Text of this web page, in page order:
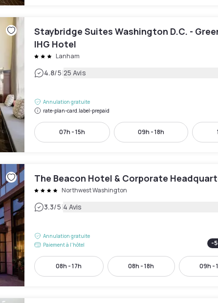
Staybridge Suites Washington D.C. -
IHG Hotel
Lanham
4.8/5|25 Avis
Annulation gratuite
rate-plan-card.label-prepaid
07h - 15h 09h - 18h
The Beacon Hotel & Corporate
Northwest Washington
3.3/5|4 Avis
Annulation gratuite
Paiement à l'hôtel
-
08h - 17h 08h - 18h 09h -